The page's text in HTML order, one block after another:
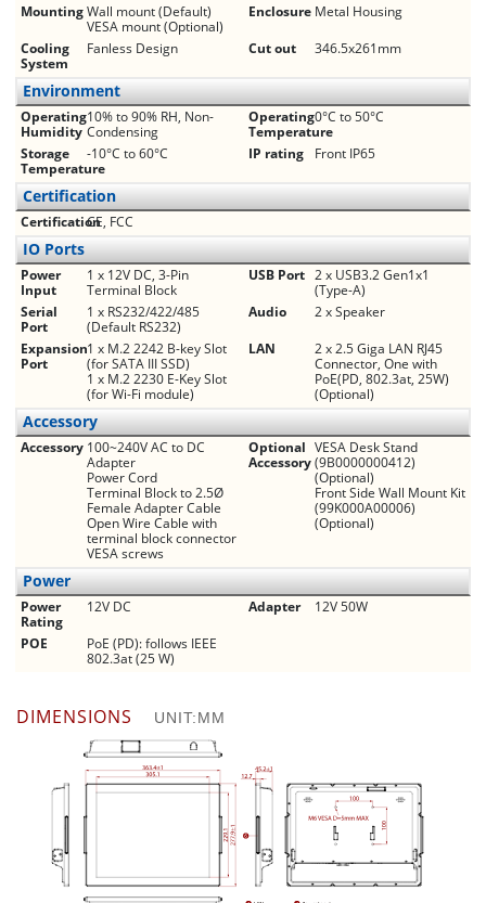
MountingWall mount (Default)
VESA mount (Optional)
Enclosure Metal Housing
Cooling
System
Fanless Design Cut out 346.5x261mm
Environment
Operating
Humidity
10% to 90% RH, Non-
Condensing
Operating
Temperature
0°C to 50°C
Storage
Temperature
-10°C to 60°C IP rating Front IP65
Certification
CertificationCE, FCC
IO Ports
Power
Input
1 x 12V DC, 3-Pin
Terminal Block
USB Port 2 x USB3.2 Gen1x1
(Type-A)
Serial
Port
1 x RS232/422/485
(Default RS232)
Audio
2 x Speaker
Expansion
Port
1 x M.2 2242 B-key Slot
(for SATA III SSD)
1 x M.2 2230 E-Key Slot
(for Wi-Fi module)
LAN
2 x 2.5 Giga LAN RJ45
Connector, One with
PoE(PD, 802.3at, 25W)
(Optional)
Accessory
Accessory 100~240V AC to DC
Adapter
Power Cord
Terminal Block to 2.5Ø
Female Adapter Cable
Open Wire Cable with
terminal block connector
VESA screws
Optional
Accessory
VESA Desk Stand
(9B0000000412)
(Optional)
Front Side Wall Mount Kit
(99K000A00006)
(Optional)
Power
Power
Rating
12V DC Adapter
12V 50W
POE
PoE (PD): follows IEEE
802.3at (25 W)
DIMENSIONS UNIT:MM